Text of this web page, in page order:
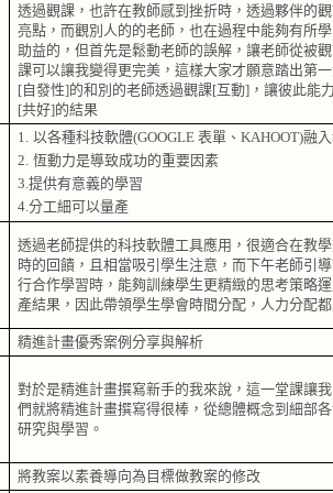
透過觀課，也許在教師感到挫折時，透過夥伴的
亮點，而觀別人的的老師，也在過程中能夠有所
助益的，但首先是鬆動老師的誤解，讓老師從被
課可以讓我變得更完美，這樣大家才願意踏出第
[自發性]的和別的老師透過觀課[互動] ，讓彼此能
[共好]的結果
1. 以各種科技軟體(GOOGLE表單、KAHOOT)融
2. 恆動力是導致成功的重要因素
3.提供有意義的學習
4.分工細可以量產
透過老師提供的科技軟體工具應用，很適合在教
時的回饋，且相當吸引學生注意，而下午老師引
行合作學習時，能夠訓練學生更精緻的思考策略
產結果，因此帶領學生學會時間分配，人力分配
精進計畫優秀案例分享與解析
對於是精進計畫撰寫新手的我來說，這一堂課讓
們就將精進計畫撰寫得很棒，從總體概念到細部
研究與學習。
將教案以素養導向為目標做教案的修改